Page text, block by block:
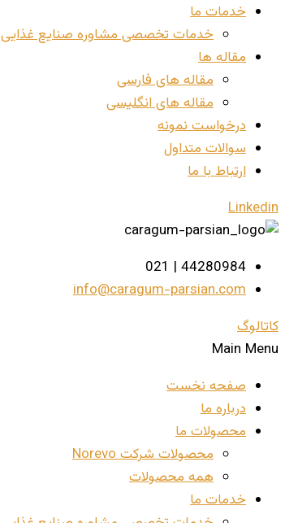
خدمات ما
خدمات تخصصی مشاوره صنایع غذایی
مقاله ها
مقاله های فارسی
مقاله های انگلیسی
درخواست نمونه
سوالات متداول
ارتباط با ما
Linkedin
44280984 | 021
info@caragum-parsian.com
کاتالوگ
Main Menu
صفحه نخست
درباره ما
محصولات ما
محصولات شرکت Norevo
همه محصولات
خدمات ما